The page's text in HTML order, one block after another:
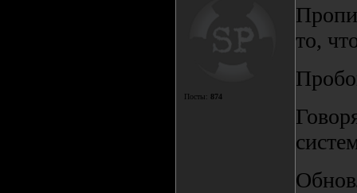
Посты: 874
то,